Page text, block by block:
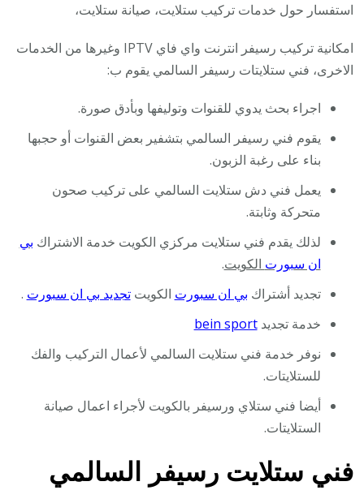
استفسار حول خدمات تركيب ستلايت، صيانة ستلايت،
امكانية تركيب رسيفر انترنت واي فاي IPTV وغيرها من الخدمات
الاخرى، فني ستلايتات رسيفر السالمي يقوم ب:
اجراء بحث يدوي للقنوات وتوليفها وبأدق صورة.
يقوم فني رسيفر السالمي بتشفير بعض القنوات أو حجبها
بناء على رغبة الزبون.
يعمل فني دش ستلايت السالمي على تركيب صحون
متحركة وثابتة.
لذلك يقدم فني ستلايت مركزي الكويت خدمة الاشتراك بي
ان سبورت الكويت.
تجديد أشتراك بي ان سبورت الكويتتجديد بي ان سبورت .
خدمة تجديدbein sport
نوفر خدمة فني ستلايت السالمي لأعمال التركيب والفك
للستلايتات.
أيضا فني ستلاي ورسيفر بالكويت لأجراء اعمال صيانة
الستلايتات.
فني ستلايت رسيفر السالمي